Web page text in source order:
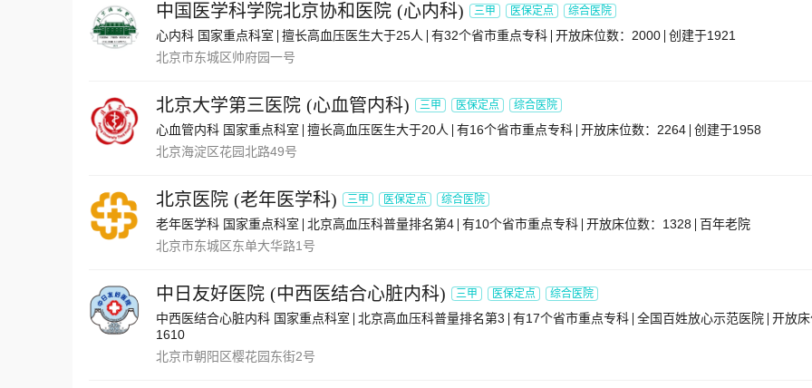
中国医学科学院北京协和医院 (心内科) 三甲 医保定点 综合医院
心内科 国家重点科室 擅长高血压医生大于25人 有32个省市重点专科 开放床位数：2000 创建于1921
北京市东城区帅府园一号
北京大学第三医院 (心血管内科) 三甲 医保定点 综合医院
心血管内科 国家重点科室 擅长高血压医生大于20人 有16个省市重点专科 开放床位数：2264 创建于1958
北京海淀区花园北路49号
北京医院 (老年医学科) 三甲 医保定点 综合医院
老年医学科 国家重点科室 北京高血压科普量排名第4 有10个省市重点专科 开放床位数：1328
百年老院
北京市东城区东单大华路1号
中日友好医院 (中西医结合心脏内科) 三甲 医保定点 综合医院
中西医结合心脏内科 国家重点科室 北京高血压科普量排名第3 有17个省市重点专科 全国百姓放心示范医院 开放
1610
北京市朝阳区樱花园东街2号